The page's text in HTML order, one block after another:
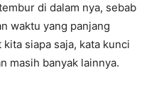
di dalam nya, sebab
waktu yang panjang
siapa saja, kata kunci
masih banyak lainnya.